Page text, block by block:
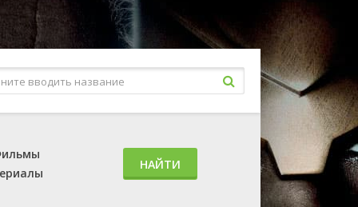
НАЙТИ